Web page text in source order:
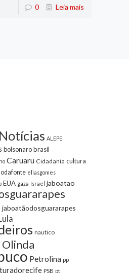
0 Leia mais
ALEPE
bolsonarobrasil
Caruaru Cidadania cultura
eliasgomes
EUA gaza Israel jaboatao
jaboatãodosguararapes
nautico
Olinda
Petrolina pp
PSB pt